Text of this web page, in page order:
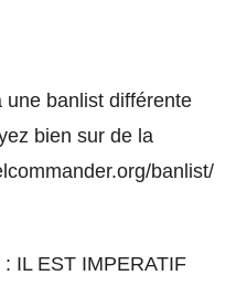
banlist différente
bien sur de la
banlist/
IL EST IMPERATIF